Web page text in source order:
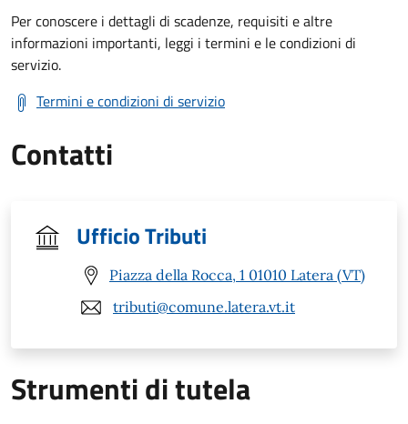
Per conoscere i dettagli di scadenze, requisiti e altre
informazioni importanti, leggi i termini e le condizioni di
servizio.
Termini e condizioni di servizio
Contatti
Ufficio Tributi
Piazza della Rocca, 1 01010 Latera (VT)
tributi@comune.latera.vt.it
Strumenti di tutela